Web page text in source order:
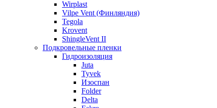
Wirplast
Vilpe Vent (Финляндия)
Tegola
Krovent
ShingleVent II
Подкровельные пленки
Гидроизоляция
Juta
Tyvek
Изоспан
Folder
Delta